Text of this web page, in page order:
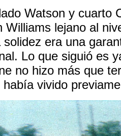
Watson y cuarto
Williams lejano al
era una
Lo que siguió es
no hizo más que
vivido